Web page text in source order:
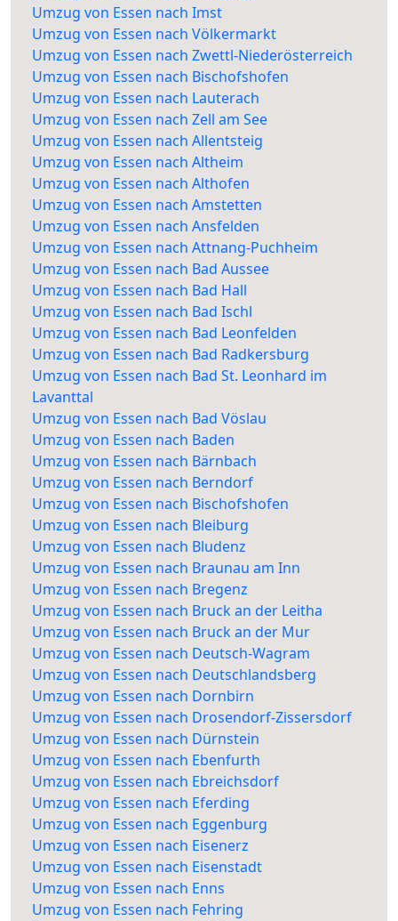
Umzug von Essen nach Imst
Umzug von Essen nach Völkermarkt
Umzug von Essen nach Zwettl-Niederösterreich
Umzug von Essen nach Bischofshofen
Umzug von Essen nach Lauterach
Umzug von Essen nach Zell am See
Umzug von Essen nach Allentsteig
Umzug von Essen nach Altheim
Umzug von Essen nach Althofen
Umzug von Essen nach Amstetten
Umzug von Essen nach Ansfelden
Umzug von Essen nach Attnang-Puchheim
Umzug von Essen nach Bad Aussee
Umzug von Essen nach Bad Hall
Umzug von Essen nach Bad Ischl
Umzug von Essen nach Bad Leonfelden
Umzug von Essen nach Bad Radkersburg
Umzug von Essen nach Bad St. Leonhard im
Lavanttal
Umzug von Essen nach Bad Vöslau
Umzug von Essen nach Baden
Umzug von Essen nach Bärnbach
Umzug von Essen nach Berndorf
Umzug von Essen nach Bischofshofen
Umzug von Essen nach Bleiburg
Umzug von Essen nach Bludenz
Umzug von Essen nach Braunau am Inn
Umzug von Essen nach Bregenz
Umzug von Essen nach Bruck an der Leitha
Umzug von Essen nach Bruck an der Mur
Umzug von Essen nach Deutsch-Wagram
Umzug von Essen nach Deutschlandsberg
Umzug von Essen nach Dornbirn
Umzug von Essen nach Drosendorf-Zissersdorf
Umzug von Essen nach Dürnstein
Umzug von Essen nach Ebenfurth
Umzug von Essen nach Ebreichsdorf
Umzug von Essen nach Eferding
Umzug von Essen nach Eggenburg
Umzug von Essen nach Eisenerz
Umzug von Essen nach Eisenstadt
Umzug von Essen nach Enns
Umzug von Essen nach Fehring